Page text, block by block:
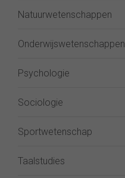
Natuurwetenschappen
Onderwijswetenschappen
Psychologie
Sociologie
Sportwetenschap
Taalstudies